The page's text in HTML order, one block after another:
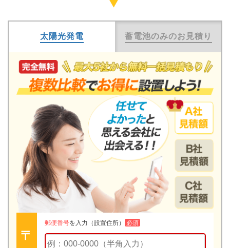
太陽光発電 蓄電池のみのお見積り
郵便番号を入力（設置住所） 必須